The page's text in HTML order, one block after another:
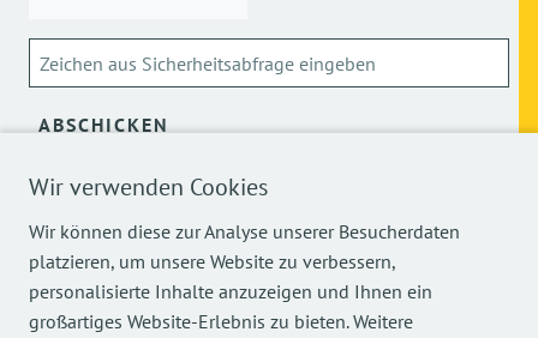
Wir verwenden Cookies
Wir können diese zur Analyse unserer Besucherdaten
platzieren, um unsere Website zu verbessern,
personalisierte Inhalte anzuzeigen und Ihnen ein
großartiges Website-Erlebnis zu bieten. Weitere
ABSCHICKEN
Über die Verarbeitung meiner personenbezogenen Daten